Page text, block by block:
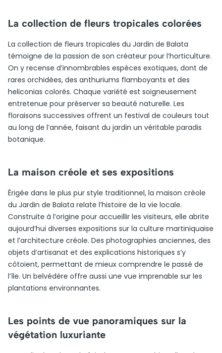
La collection de fleurs tropicales colorées
La collection de fleurs tropicales du Jardin de Balata
témoigne de la passion de son créateur pour l’horticulture.
On y recense d’innombrables espèces exotiques, dont de
rares orchidées, des anthuriums flamboyants et des
heliconias colorés. Chaque variété est soigneusement
entretenue pour préserver sa beauté naturelle. Les
floraisons successives offrent un festival de couleurs tout
au long de l’année, faisant du jardin un véritable paradis
botanique.
La maison créole et ses expositions
Érigée dans le plus pur style traditionnel, la maison créole
du Jardin de Balata relate l’histoire de la vie locale.
Construite à l’origine pour accueillir les visiteurs, elle abrite
aujourd’hui diverses expositions sur la culture martiniquaise
et l’architecture créole. Des photographies anciennes, des
objets d’artisanat et des explications historiques s’y
côtoient, permettant de mieux comprendre le passé de
l’île. Un belvédère offre aussi une vue imprenable sur les
plantations environnantes.
Les points de vue panoramiques sur la
végétation luxuriante